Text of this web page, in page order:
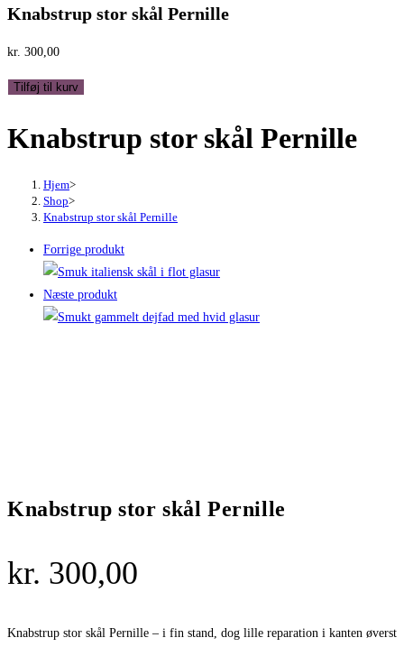
Knabstrup stor skål Pernille
kr. 300,00
Knabstrup
skål
Tilføj til kurv
Knabstrup stor skål Pernille
Hjem>
Shop>
Knabstrup stor skål Pernille
Forrige produkt
Næste produkt
Knabstrup stor skål Pernille
kr. 300,00
Knabstrup stor skål Pernille – i fin stand, dog lille reparation i kanten øverst